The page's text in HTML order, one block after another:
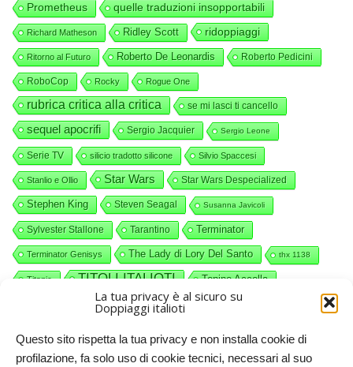
La tua privacy è al sicuro su
Doppiaggi italioti
Questo sito rispetta la tua privacy e non installa cookie di
profilazione, fa solo uso di cookie tecnici, necessari al suo
Prometheus quelle traduzioni insopportabili
Richard Matheson Ridley Scott ridoppiaggi
Ritorno al Futuro Roberto De Leonardis Roberto Pedicini
RoboCop Rocky Rogue One
rubrica critica alla critica se mi lasci ti cancello
sequel apocrifi Sergio Jacquier Sergio Leone
Serie TV silicio tradotto silicone Silvio Spaccesi
Stanlio e Ollio Star Wars Star Wars Despecialized
Stephen King Steven Seagal Susanna Javicoli
Sylvester Stallone Tarantino Terminator
Terminator Genisys The Lady di Lory Del Santo thx 1138
Titanic TITOLI ITALIOTI Tonino Accolla
videocommenti Willy Wonka